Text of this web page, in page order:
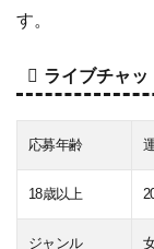
す。
ライブチャ
応募年齢
18歳以上
ジャンル